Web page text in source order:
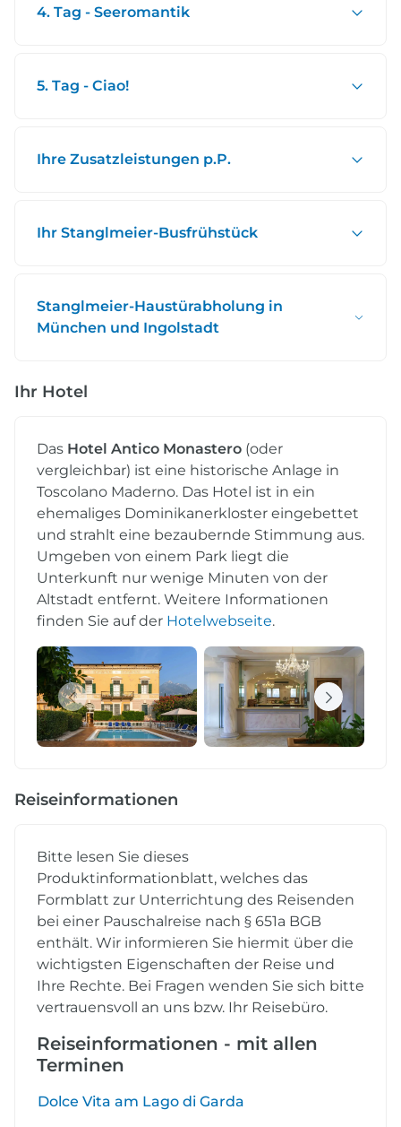
4. Tag - Seeromantik
5. Tag - Ciao!
Ihre Zusatzleistungen p.P.
Ihr Stanglmeier-Busfrühstück
Stanglmeier-Haustürabholung in
München und Ingolstadt
Ihr Hotel
Das Hotel Antico Monastero (oder
vergleichbar) ist eine historische Anlage in
Toscolano Maderno. Das Hotel ist in ein
ehemaliges Dominikanerkloster eingebettet
und strahlt eine bezaubernde Stimmung aus.
Umgeben von einem Park liegt die
Unterkunft nur wenige Minuten von der
Altstadt entfernt. Weitere Informationen
finden Sie auf der Hotelwebseite.
Reiseinformationen
Bitte lesen Sie dieses
Produktinformationblatt, welches das
Formblatt zur Unterrichtung des Reisenden
bei einer Pauschalreise nach § 651a BGB
enthält. Wir informieren Sie hiermit über die
wichtigsten Eigenschaften der Reise und
Ihre Rechte. Bei Fragen wenden Sie sich bitte
vertrauensvoll an uns bzw. Ihr Reisebüro.
Reiseinformationen - mit allen
Terminen
Dolce Vita am Lago di Garda